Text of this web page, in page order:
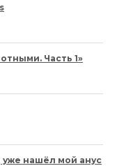
Часть 1»
нашёл мой анус